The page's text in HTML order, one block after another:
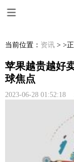
当前位置： 资讯 > >
苹果越贵越好
球焦点
2023-06-28 01:52:18